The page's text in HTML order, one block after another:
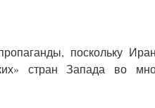
поскольку
стран Запада во